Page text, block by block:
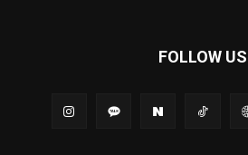
FOLLOW US